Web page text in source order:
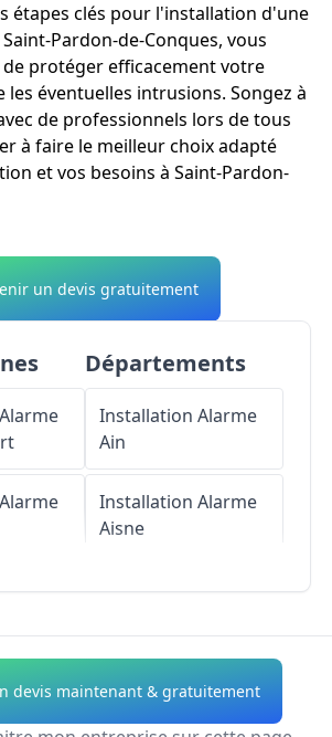
étapes clés pour l'installation d'une
Pardon-de-Conques, vous
protéger efficacement votre
éventuelles intrusions. Songez à
de professionnels lors de tous
à faire le meilleur choix adapté
et vos besoins à Saint-Pardon-
un devis gratuitement
de-
Départements
Installation Alarme
Ain
Installation Alarme
Aisne
Installation Alarme
Alpes-de-Haute-
Provence
devis maintenant & gratuitement